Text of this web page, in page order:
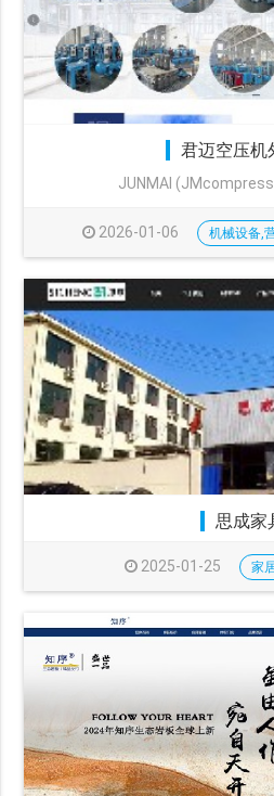
君迈空压机
JUNMAI
2026-01-06 机械设备,
思成家
2025-01-25 家